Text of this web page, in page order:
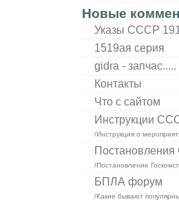
Новые
Указы СССР
1519ая серия
gidra -
Контакты
Что с сайтом
Инструкции
/Инструкция о
/Постановление
БПЛА форум
/Какие бывают